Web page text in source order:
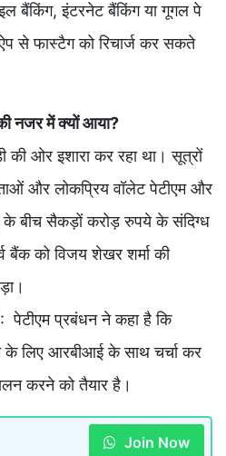
बैंकिंग, इंटरनेट बैंकिंग या गूगल पे
से फास्टैग को रिचार्ज कर सकते
नजर में क्यों आया?
की ओर इशारा कर रहा था। सूत्रों
और लोकप्रिय वॉलेट पेटीएम और
के बीच सैकड़ों करोड़ रुपये के संदिग्ध
बैंक को विजय शेखर शर्मा की
पेटीएम प्रबंधन ने कहा है कि
के लिए आरबीआई के साथ चर्चा कर
करने को तैयार है।
Join Now